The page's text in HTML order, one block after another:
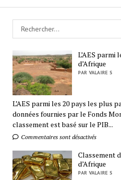
L’AES parmi
d’Afrique
PAR VALAIRE S
L’AES parmi les 20 pays les plus
données fournies par le Fonds
classement est basé sur le PIB...
Commentaires sont désactivés
Classement
d’Afrique
PAR VALAIRE S